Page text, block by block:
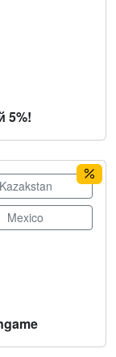
5%!
Kazakstan
Mexico